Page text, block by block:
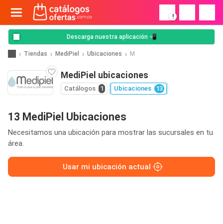
!
Descarga nuestra aplicación 📲
Tiendas MediPiel Ubicaciones M
MediPiel ubicaciones
Catálogos 1 Ubicaciones 13
13 MediPiel Ubicaciones
Necesitamos una ubicación para mostrar las sucursales en tu
área.
Usar mi ubicación actual